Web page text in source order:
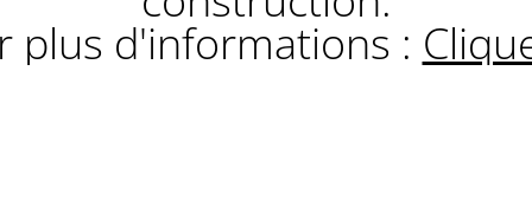
plus d'informations :